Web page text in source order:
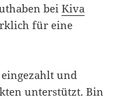
beiKiva
für eine
eingezahlt und
unterstützt. Bin